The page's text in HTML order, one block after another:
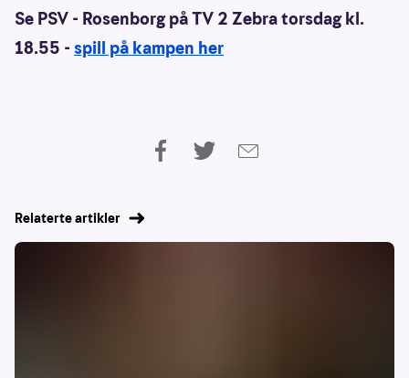
Se PSV - Rosenborg på TV 2 Zebra torsdag kl.
18.55 - spill på kampen her
Relaterte artikler